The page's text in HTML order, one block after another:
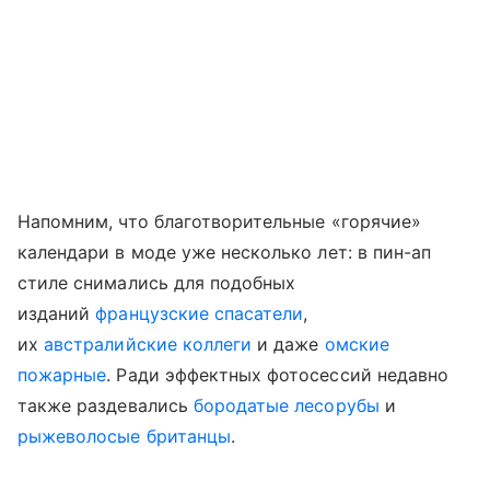
Напомним, что благотворительные «горячие»
календари в моде уже несколько лет: в пин-ап
стиле снимались для подобных
изданийфранцузские спасатели,
ихавстралийские коллеги и даже омские
пожарные. Ради эффектных фотосессий недавно
также раздевались бородатые лесорубы и
рыжеволосые британцы.